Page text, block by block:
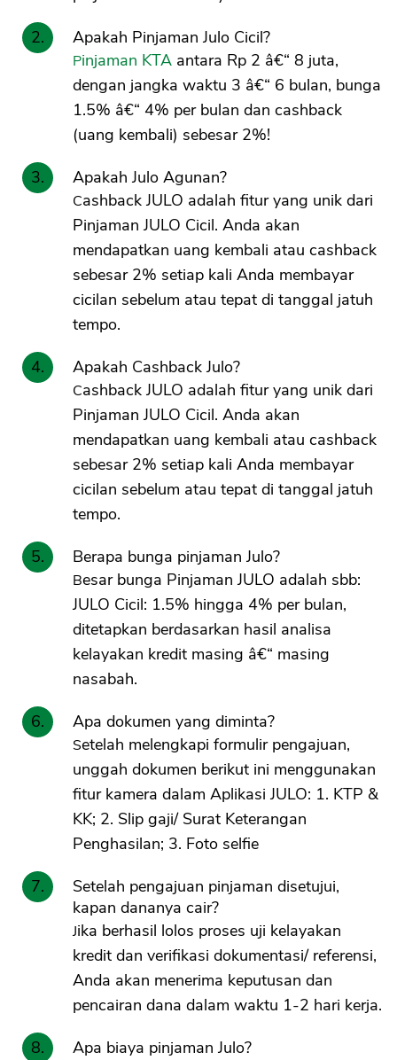
Apakah Pinjaman Julo Cicil?
Pinjaman KTA antara Rp 2 â€“ 8 juta,
dengan jangka waktu 3 â€“ 6 bulan, bunga
1.5% â€“ 4% per bulan dan cashback
(uang kembali) sebesar 2%!
Apakah Julo Agunan?
Cashback JULO adalah fitur yang unik dari
Pinjaman JULO Cicil. Anda akan
mendapatkan uang kembali atau cashback
sebesar 2% setiap kali Anda membayar
cicilan sebelum atau tepat di tanggal jatuh
tempo.
Apakah Cashback Julo?
Cashback JULO adalah fitur yang unik dari
Pinjaman JULO Cicil. Anda akan
mendapatkan uang kembali atau cashback
sebesar 2% setiap kali Anda membayar
cicilan sebelum atau tepat di tanggal jatuh
tempo.
Berapa bunga pinjaman Julo?
Besar bunga Pinjaman JULO adalah sbb:
JULO Cicil: 1.5% hingga 4% per bulan,
ditetapkan berdasarkan hasil analisa
kelayakan kredit masing â€“ masing
nasabah.
Apa dokumen yang diminta?
Setelah melengkapi formulir pengajuan,
unggah dokumen berikut ini menggunakan
fitur kamera dalam Aplikasi JULO: 1. KTP &
KK; 2. Slip gaji/ Surat Keterangan
Penghasilan; 3. Foto selfie
Setelah pengajuan pinjaman disetujui,
kapan dananya cair?
Jika berhasil lolos proses uji kelayakan
kredit dan verifikasi dokumentasi/ referensi,
Anda akan menerima keputusan dan
pencairan dana dalam waktu 1-2 hari kerja.
Apa biaya pinjaman Julo?